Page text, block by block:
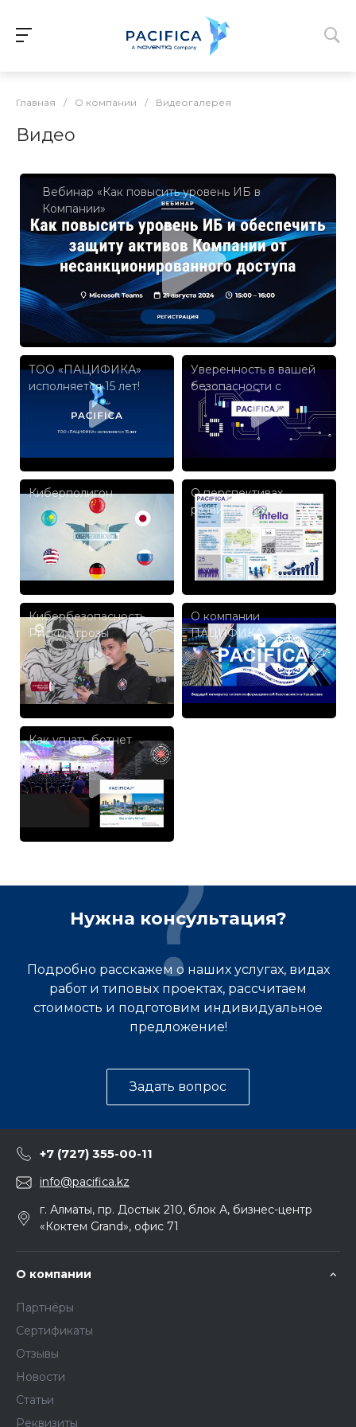
Главная / О компании / Видеогалерея
Видео
Вебинар «Как повысить уровень ИБ в
Компании»
ТОО «ПАЦИФИКА»
исполняется 15 лет!
Уверенность в вашей
безопасности с
компанией
"ПАЦИФИКА"
Киберполигон
О перспективах
развития
Кибербезопасность.
Риски, угрозы
О компании
ПАЦИФИКА
Как угнать ботнет
Нужна консультация?
Подробно расскажем о наших услугах, видах
работ и типовых проектах, рассчитаем
стоимость и подготовим индивидуальное
предложение!
Задать вопрос
+7 (727) 355-00-11
info@pacifica.kz
г. Алматы, пр. Достык 210, блок А, бизнес-центр
«Коктем Grand», офис 71
О компании
Партнёры
Сертификаты
Отзывы
Новости
Статьи
Реквизиты